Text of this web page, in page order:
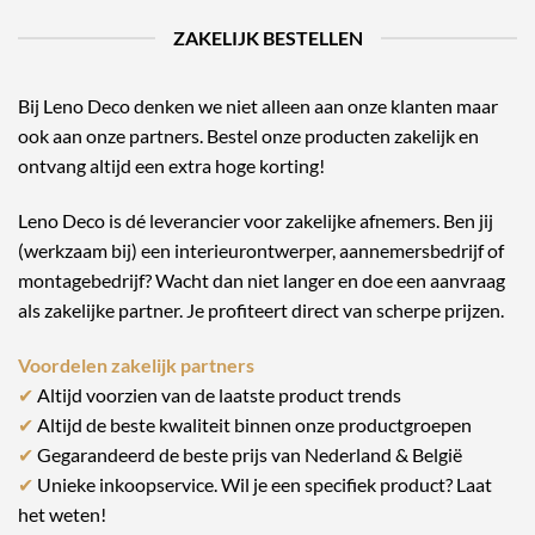
ZAKELIJK BESTELLEN
Bij Leno Deco denken we niet alleen aan onze klanten maar
ook aan onze partners. Bestel onze producten zakelijk en
ontvang altijd een extra hoge korting!
Leno Deco is dé leverancier voor zakelijke afnemers. Ben jij
(werkzaam bij) een interieurontwerper, aannemersbedrijf of
montagebedrijf? Wacht dan niet langer en doe een aanvraag
als zakelijke partner. Je profiteert direct van scherpe prijzen.
Voordelen zakelijk partners
✔ Altijd voorzien van de laatste product trends
✔ Altijd de beste kwaliteit binnen onze productgroepen
✔ Gegarandeerd de beste prijs van Nederland & België
✔ Unieke inkoopservice. Wil je een specifiek product? Laat
het weten!